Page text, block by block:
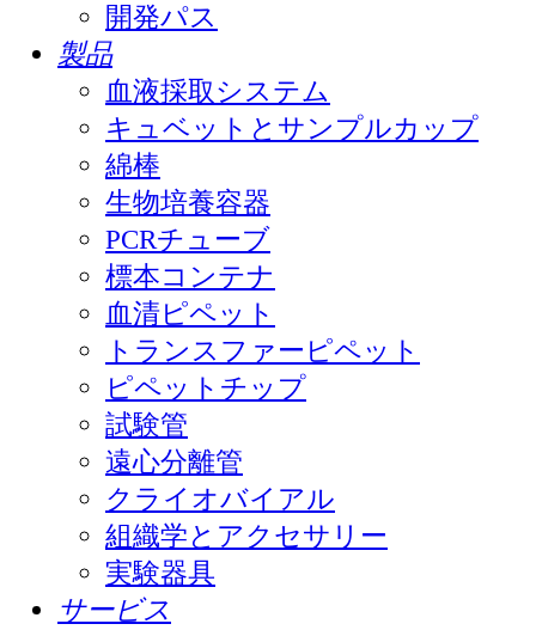
開発パス
製品
血液採取システム
キュベットとサンプルカップ
綿棒
生物培養容器
PCRチューブ
標本コンテナ
血清ピペット
トランスファーピペット
ピペットチップ
試験管
遠心分離管
クライオバイアル
組織学とアクセサリー
実験器具
サービス